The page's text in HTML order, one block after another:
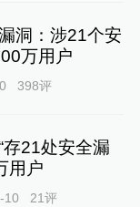
洞：涉21个安
万用户
398评
存21处安全漏
用户
10 21评